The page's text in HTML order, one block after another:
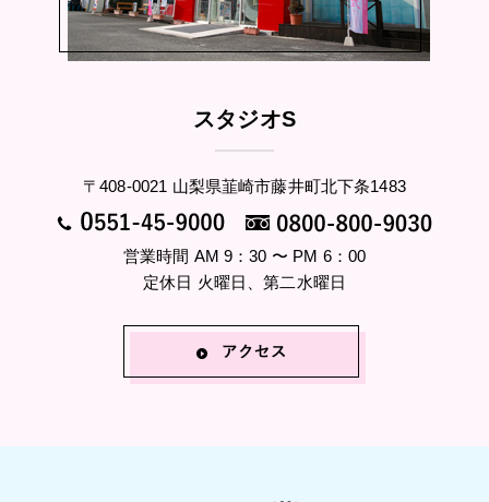
スタジオS
〒408-0021 山梨県韮崎市藤井町北下条1483
営業時間 AM 9：30 〜 PM 6：00
定休日 火曜日、第二水曜日